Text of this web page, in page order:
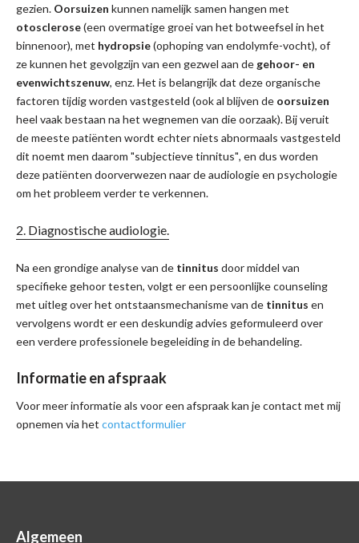
gezien. Oorsuizen kunnen namelijk samen hangen met
otosclerose(een overmatige groei van het botweefsel in het
binnenoor), met hydropsie(ophoping van endolymfe-vocht), of
ze kunnen het gevolgzijn van een gezwel aan degehoor- en
evenwichtszenuw, enz. Het is belangrijk dat deze organische
factoren tijdig worden vastgesteld (ook al blijven de oorsuizen
heel vaak bestaan na het wegnemen van die oorzaak). Bij veruit
de meeste patiënten wordt echter niets abnormaals vastgesteld
dit noemt men daarom "subjectieve tinnitus", en dus worden
deze patiënten doorverwezen naar de audiologie en psychologie
om het probleem verder te verkennen.
Diagnostische audiologie.
Na een grondige analyse van de tinnitus door middel van
specifieke gehoor testen, volgt er een persoonlijke counseling
met uitleg over het ontstaansmechanisme van de tinnitus en
vervolgens wordt er een deskundig advies geformuleerd over
een verdere professionele begeleiding in de behandeling.
Informatie en afspraak
Voor meer informatie als voor een afspraak kan je contact met mij
opnemen via het contactformulier
Algemeen